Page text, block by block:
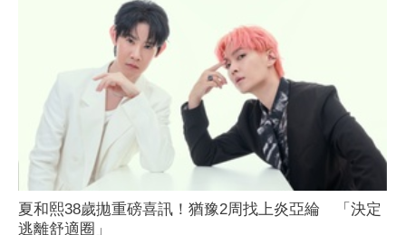
夏和熙38歲拋重磅喜訊！猶豫2周找上炎亞綸 「決定
逃離舒適圈」